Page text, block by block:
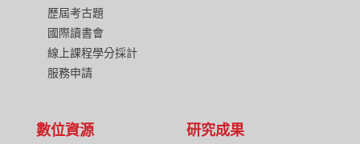
歷屆考古題
國際讀書會
線上課程學分採計
服務申請
數位資源 研究成果